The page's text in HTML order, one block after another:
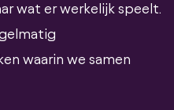
wat er werkelijk speelt.
waarin we samen